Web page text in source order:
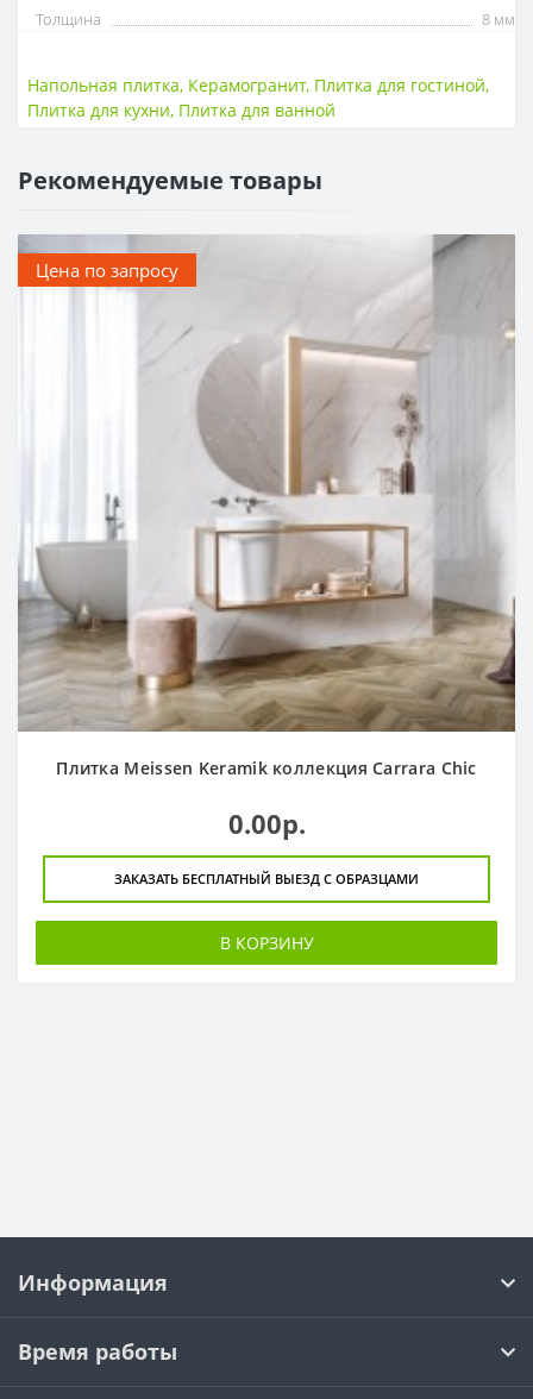
Толщина 8 мм
Напольная плитка, Керамогранит, Плитка для гостиной,
Плитка для кухни, Плитка для ванной
Рекомендуемые товары
Цена по запросу
Плитка Meissen Keramik коллекция Carrara Chic
0.00р.
ЗАКАЗАТЬ БЕСПЛАТНЫЙ ВЫЕЗД С ОБРАЗЦАМИ
В КОРЗИНУ
Информация
Время работы